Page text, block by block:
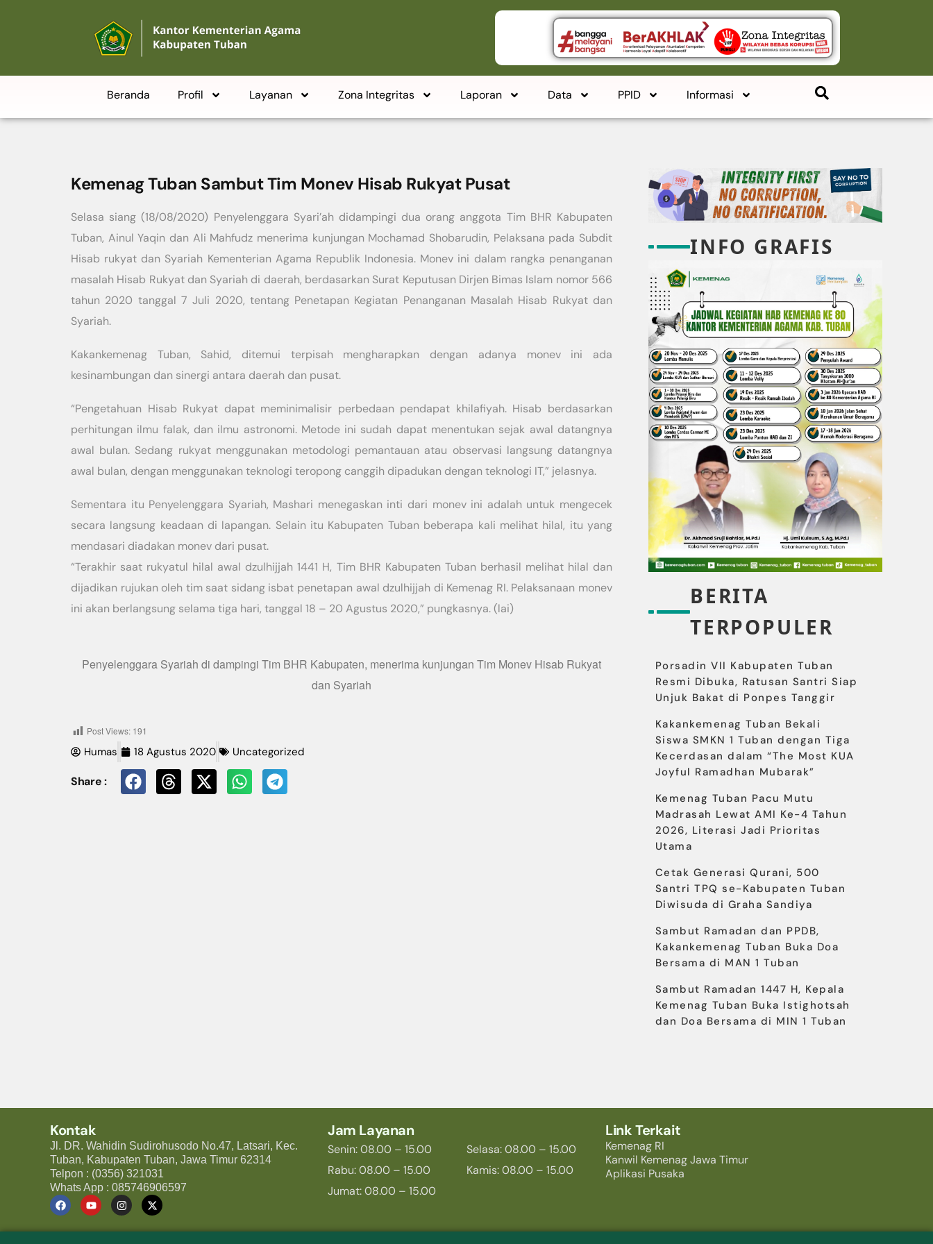
Beranda Profil Layanan Zona Integritas Laporan Data PPID Informasi
Kemenag Tuban Sambut Tim Monev Hisab Rukyat Pusat
Selasa siang (18/08/2020) Penyelenggara Syari’ah didampingi dua orang anggota Tim BHR Kabupaten
Tuban, Ainul Yaqin dan Ali Mahfudz menerima kunjungan Mochamad Shobarudin, Pelaksana pada Subdit
Hisab rukyat dan Syariah Kementerian Agama Republik Indonesia. Monev ini dalam rangka penanganan
masalah Hisab Rukyat dan Syariah di daerah, berdasarkan Surat Keputusan Dirjen Bimas Islam nomor 566
tahun 2020 tanggal 7 Juli 2020, tentang Penetapan Kegiatan Penanganan Masalah Hisab Rukyat dan
Syariah.
Kakankemenag Tuban, Sahid, ditemui terpisah mengharapkan dengan adanya monev ini ada
kesinambungan dan sinergi antara daerah dan pusat.
“Pengetahuan Hisab Rukyat dapat meminimalisir perbedaan pendapat khilafiyah. Hisab berdasarkan
perhitungan ilmu falak, dan ilmu astronomi. Metode ini sudah dapat menentukan sejak awal datangnya
awal bulan. Sedang rukyat menggunakan metodologi pemantauan atau observasi langsung datangnya
awal bulan, dengan menggunakan teknologi teropong canggih dipadukan dengan teknologi IT,” jelasnya.
Sementara itu Penyelenggara Syariah, Mashari menegaskan inti dari monev ini adalah untuk mengecek
secara langsung keadaan di lapangan. Selain itu Kabupaten Tuban beberapa kali melihat hilal, itu yang
mendasari diadakan monev dari pusat.
“Terakhir saat rukyatul hilal awal dzulhijjah 1441 H, Tim BHR Kabupaten Tuban berhasil melihat hilal dan
dijadikan rujukan oleh tim saat sidang isbat penetapan awal dzulhijjah di Kemenag RI. Pelaksanaan monev
ini akan berlangsung selama tiga hari, tanggal 18 – 20 Agustus 2020,” pungkasnya. (lai)
Penyelenggara Syariah di dampingi Tim BHR Kabupaten, menerima kunjungan Tim Monev Hisab Rukyat
dan Syariah
Post Views: 191
Humas 18 Agustus 2020 Uncategorized
Share :
INFO GRAFIS
BERITA
TERPOPULER
Porsadin VII Kabupaten Tuban
Resmi Dibuka, Ratusan Santri Siap
Unjuk Bakat di Ponpes Tanggir
Kakankemenag Tuban Bekali
Siswa SMKN 1 Tuban dengan Tiga
Kecerdasan dalam “The Most KUA
Joyful Ramadhan Mubarak”
Kemenag Tuban Pacu Mutu
Madrasah Lewat AMI Ke-4 Tahun
2026, Literasi Jadi Prioritas
Utama
Cetak Generasi Qurani, 500
Santri TPQ se-Kabupaten Tuban
Diwisuda di Graha Sandiya
Sambut Ramadan dan PPDB,
Kakankemenag Tuban Buka Doa
Bersama di MAN 1 Tuban
Sambut Ramadan 1447 H, Kepala
Kemenag Tuban Buka Istighotsah
dan Doa Bersama di MIN 1 Tuban
Kontak
Jl. DR. Wahidin Sudirohusodo No.47, Latsari, Kec.
Tuban, Kabupaten Tuban, Jawa Timur 62314
Telpon : (0356) 321031
Whats App : 085746906597
Jam Layanan
Senin: 08.00 – 15.00
Rabu: 08.00 – 15.00
Jumat: 08.00 – 15.00
Selasa: 08.00 – 15.00
Kamis: 08.00 – 15.00
Link Terkait
Kemenag RI
Kanwil Kemenag Jawa Timur
Aplikasi Pusaka